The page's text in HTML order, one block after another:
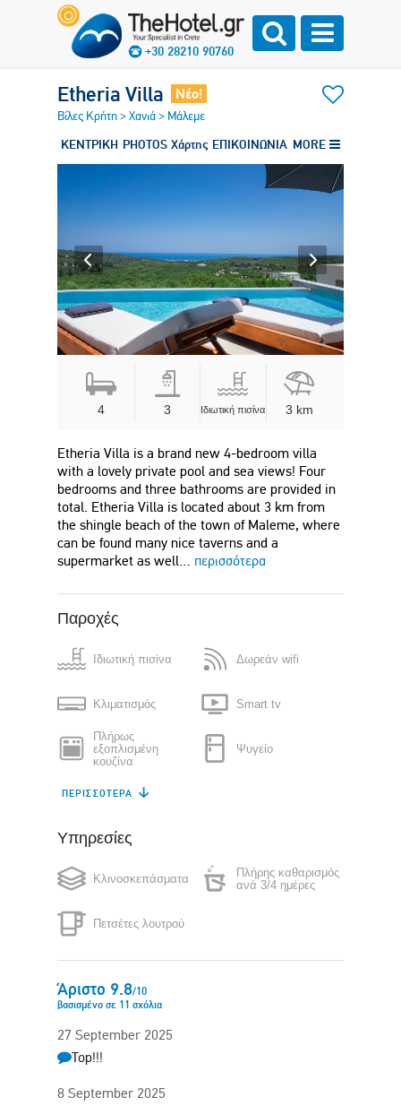
+30 28210 90760
Etheria Villa Νέο!
Βίλες Κρήτη>Χανιά> Μάλεμε
ΚΕΝΤΡΙΚΗ PHOTOS Χάρτης ΕΠΙΚΟΙΝΩΝΙΑ MORE
4 3 Ιδιωτική πισίνα 3 km
Etheria Villa is a brand new 4-bedroom villa
with a lovely private pool and sea views! Four
bedrooms and three bathrooms are provided in
total. Etheria Villa is located about 3 km from
the shingle beach of the town of Maleme, where
can be found many nice taverns and a
supermarket as well… περισσότερα
Παροχές
Ιδιωτική πισίνα Δωρεάν wifi
Κλιματισμός Smart tv
Πλήρως
εξοπλισμένη
κουζίνα
Ψυγείο
Πλυντήριο πιάτων
Βραστήρας
Πλυντήριο ρούχων Σίδερο
Σεσουάρ μαλλιών
ΠΕΡΙΣΣΌΤΕΡΑ
Υπηρεσίες
Κλινοσκεπάσματα
Πετσέτες λουτρού
Πλήρης καθαρισμός
ανά 3/4 ημέρες
Άριστο 9.8/10
βασισμένο σε 11 σχόλια
27 September 2025
Top!!!
8 September 2025